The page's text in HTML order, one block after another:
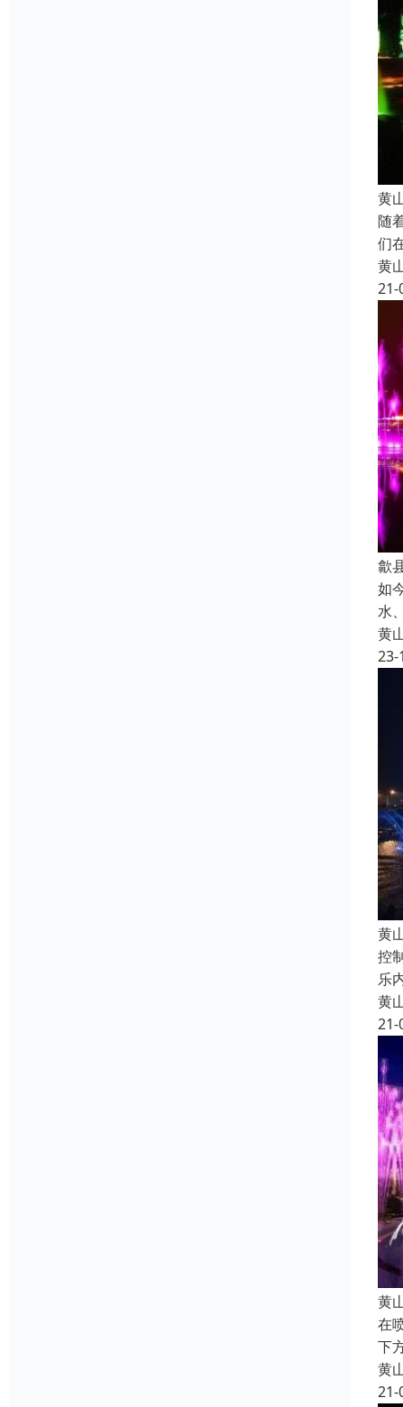
黄
随
们
黄
21-
歙
如
水
黄
23-
黄
控
乐
黄
21-
黄
在
下
黄
21-